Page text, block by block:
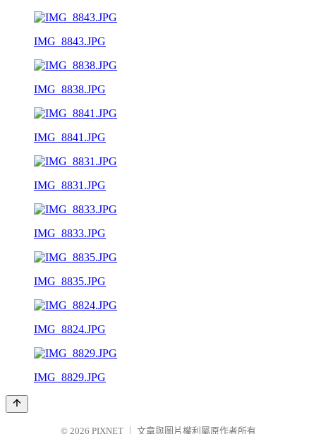
IMG_8843.JPG
IMG_8838.JPG
IMG_8841.JPG
IMG_8831.JPG
IMG_8833.JPG
IMG_8835.JPG
IMG_8824.JPG
IMG_8829.JPG
© 2026 PIXNET 文章與圖片權利屬原作者所有